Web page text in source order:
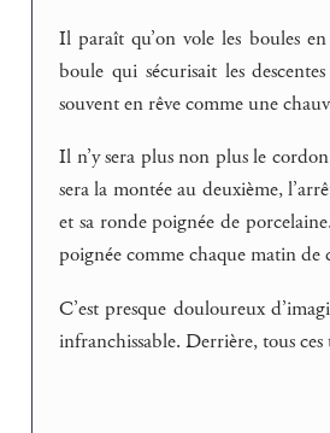
Il paraît qu’on vole les boules en
boule qui sécurisait les
souvent en rêve comme une
Il n’y sera plus non plus le
sera la montée au deuxième,
et sa ronde poignée de
poignée comme chaque matin de
C’est presque douloureux
infranchissable. Derrière, tous ces